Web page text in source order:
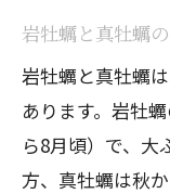
岩牡蠣と真牡蠣
岩牡蠣と真牡蠣
あります。岩牡
ら8月頃）で、大
方、真牡蠣は秋